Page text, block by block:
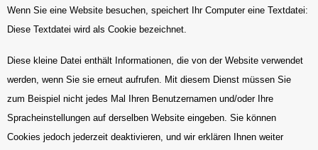
Wenn Sie eine Website besuchen, speichert Ihr Computer eine Textdatei:
Diese Textdatei wird als Cookie bezeichnet.
Diese kleine Datei enthält Informationen, die von der Website verwendet
werden, wenn Sie sie erneut aufrufen. Mit diesem Dienst müssen Sie
zum Beispiel nicht jedes Mal Ihren Benutzernamen und/oder Ihre
Spracheinstellungen auf derselben Website eingeben. Sie können
Cookies jedoch jederzeit deaktivieren, und wir erklären Ihnen weiter